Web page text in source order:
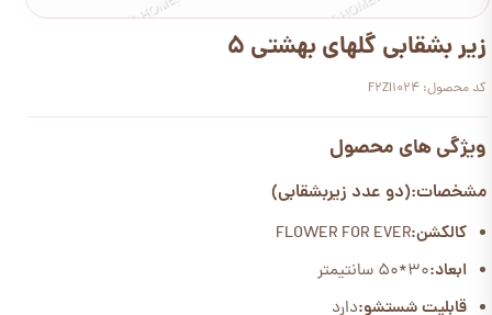
زیر بشقابی گلهای بهشتی 5
کد محصول: F2ZI1024
ویژگی های محصول
مشخصات:(دو عدد زیربشقابی)
کالکشن:FLOWER FOR EVER
ابعاد:30*50 سانتیمتر
قابلیت شستشو:دارد